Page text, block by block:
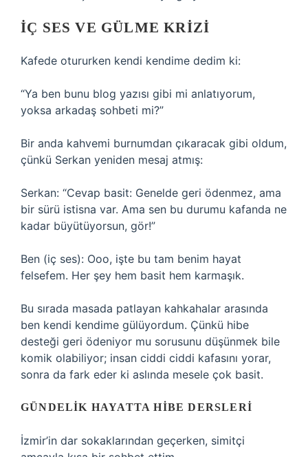
İÇ SES VE GÜLME KRIZI
Kafede otururken kendi kendime dedim ki:
“Ya ben bunu blog yazısı gibi mi anlatıyorum,
yoksa arkadaş sohbeti mi?”
Bir anda kahvemi burnumdan çıkaracak gibi oldum,
çünkü Serkan yeniden mesaj atmış:
Serkan: “Cevap basit: Genelde geri ödenmez, ama
bir sürü istisna var. Ama sen bu durumu kafanda ne
kadar büyütüyorsun, gör!”
Ben (iç ses): Ooo, işte bu tam benim hayat
felsefem. Her şey hem basit hem karmaşık.
Bu sırada masada patlayan kahkahalar arasında
ben kendi kendime gülüyordum. Çünkü hibe
desteği geri ödeniyor mu sorusunu düşünmek bile
komik olabiliyor; insan ciddi ciddi kafasını yorar,
sonra da fark eder ki aslında mesele çok basit.
GÜNDELIK HAYATTA HIBE DERSLERI
İzmir’in dar sokaklarından geçerken, simitçi